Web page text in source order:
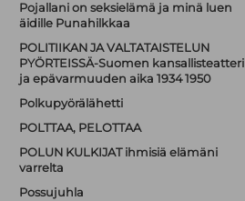
Pojallani on seksielämä ja minä luen
äidille Punahilkkaa
POLITIIKAN JA VALTATAISTELUN
PYÖRTEISSÄ-Suomen kansallisteatteri
ja epävarmuuden aika 1934 1950
Polkupyörälähetti
POLTTAA, PELOTTAA
POLUN KULKIJAT ihmisiä elämäni
varrelta
Possujuhla